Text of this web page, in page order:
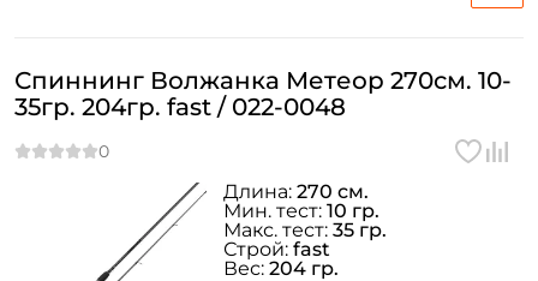
Спиннинг Волжанка Метеор 270см. 10-
35гр. 204гр. fast / 022-0048
Длина: 270 см.
Мин. тест: 10 гр.
Макс. тест: 35 гр.
Строй: fast
Вес: 204 гр.
У меня уже есть аккаунт